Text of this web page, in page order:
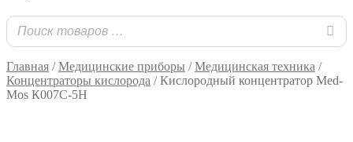
Главная /Медицинские приборы /Медицинская техника /
Концентраторы кислорода /Кислородный концентратор Med-
Mos К007С-5Н